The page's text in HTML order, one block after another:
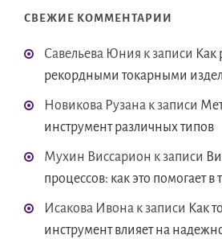
СВЕЖИЕ КОММЕНТАРИИ
Савельева Юния к записи Как
рекордными токарными
Новикова Рузана к записи
инструмент различных типов
Мухин Виссарион к записи
процессов: как это помогает в
Исакова Ивона к записи Как
инструмент влияет на